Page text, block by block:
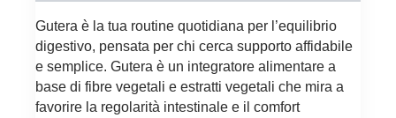
Gutera è la tua routine quotidiana per l’equilibrio
digestivo, pensata per chi cerca supporto affidabile
e semplice. Gutera è un integratore alimentare a
base di fibre vegetali e estratti vegetali che mira a
favorire la regolarità intestinale e il comfort